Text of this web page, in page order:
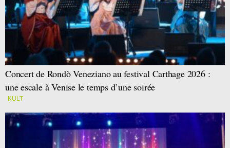
Concert de Rondò Veneziano au festival Carthage 2026 :
une escale à Venise le temps d’une soirée
KULT